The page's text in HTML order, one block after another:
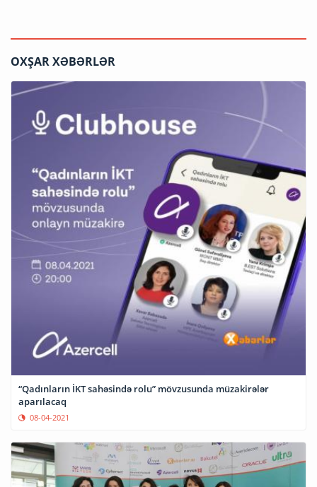
OXŞAR XƏBƏRLƏR
“Qadınların İKT sahəsində rolu” mövzusunda müzakirələr
aparılacaq
08-04-2021